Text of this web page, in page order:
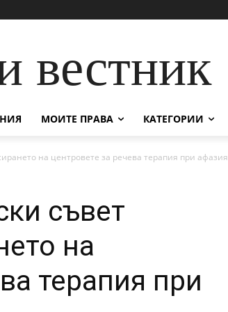
вестник
МОИТЕ ПРАВА КАТЕГОРИИ
на центровете за речева терапия при афазия
съвет
на
терапия при